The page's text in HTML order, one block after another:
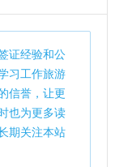
证经验和公
习工作旅游
信誉，让更
也为更多读
期关注本站